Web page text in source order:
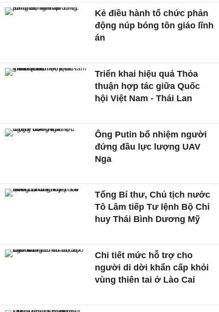
Kẻ điều hành tổ chức phản
động núp bóng tôn giáo lĩnh
án
Triển khai hiệu quả Thỏa
thuận hợp tác giữa Quốc
hội Việt Nam - Thái Lan
Ông Putin bổ nhiệm người
đứng đầu lực lượng UAV
Nga
Tổng Bí thư, Chủ tịch nước
Tô Lâm tiếp Tư lệnh Bộ Chỉ
huy Thái Bình Dương Mỹ
Chi tiết mức hỗ trợ cho
người di dời khẩn cấp khỏi
vùng thiên tai ở Lào Cai